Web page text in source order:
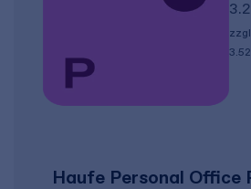
Haufe Personal Office